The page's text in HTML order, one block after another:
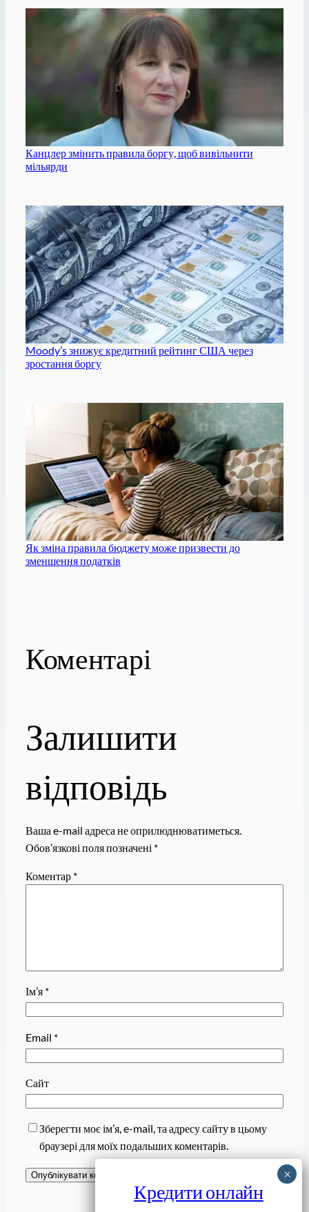
Канцлер змінить правила боргу, щоб вивільнити
мільярди
Moody’s знижує кредитний рейтинг США через
зростання боргу
Як зміна правила бюджету може призвести до
зменшення податків
Коментарі
Залишити
відповідь
Ваша e-mail адреса не оприлюднюватиметься.
Обов’язкові поля позначені *
Коментар *
Ім’я *
Email *
Сайт
Зберегти моє ім’я, e-mail, та адресу сайту в цьому
браузері для моїх подальших коментарів.
Кредити онлайн